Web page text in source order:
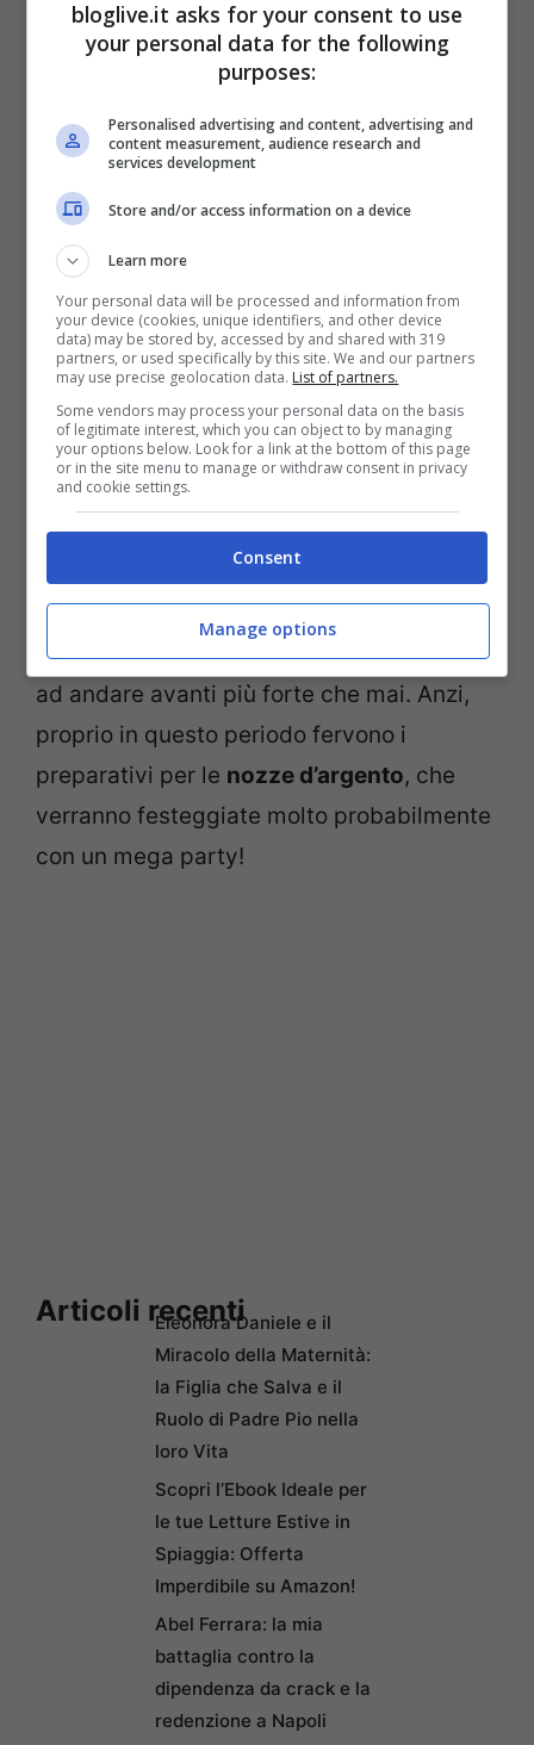
cellulare di mio marito”. E semmai un
giorno dovesse scoprire untradimento
in maniera composta: “Se dovessi scoprire
zero sensi di colpa. Penserei solo che lui è
uno stronzo”.
Al di là dei dubbi, il matrimonio continua
ad andare avanti più forte che mai. Anzi,
proprio in questo periodo fervono i
preparativi per le nozze d’argento, che
verranno festeggiate molto probabilmente
con un mega party!
Articoli recentiEleonora Daniele e il
Miracolo della Maternità:
la Figlia che Salva e il
Ruolo di Padre Pio nella
loro Vita
Scopri l’Ebook Ideale per
le tue Letture Estive in
Spiaggia: Offerta
Imperdibile su Amazon!
Abel Ferrara: la mia
battaglia contro la
dipendenza da crack e la
redenzione a Napoli
bloglive.it asks for your consent to use
your personal data for the following
purposes:
Personalised advertising and content, advertising and
content measurement, audience research and
services development
Store and/or access information on a device
Learn more
Your personal data will be processed and information from
your device (cookies, unique identifiers, and other device
data) may be stored by, accessed by and shared with 319
partners, or used specifically by this site. We and our partners
may use precise geolocation data. List of partners.
Some vendors may process your personal data on the basis
of legitimate interest, which you can object to by managing
your options below. Look for a link at the bottom of this page
or in the site menu to manage or withdraw consent in privacy
and cookie settings.
Consent
Manage options